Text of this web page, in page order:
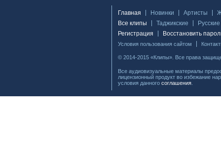
Главная Новинки Артисты
Все клипы
Таджикские
Русские
Регистрация
Восстановить
Условия пользования сайтом
© 2014-2015 «Клипы». Все права
Все аудиовизуальные материалы
лицензионный продукт во избежание
условия данного соглашения